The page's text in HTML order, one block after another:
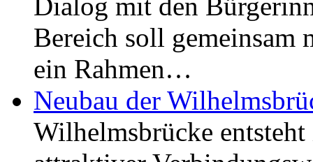
Bereich soll gemeinsam
ein Rahmen…
Neubau der
Wilhelmsbrücke